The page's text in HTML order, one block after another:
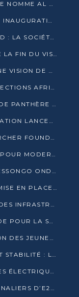
SÉNÉGAL : BASSIROU DIOMAYE FAYE NOMME AL AMINOU LÔ PREMIER MINISTRE
MUSÉE NATIONAL DU CONGO : UNE INAUGURATION PORTEUSE D’ESPOIR POUR LA CULTURE
ASSEMBLÉES ANNUELLES DE LA BAD : LA SOCIÉTÉ CIVILE CONGOLAISE À LA RECHERCHE DE PARTENAIRES POUR SES PROJETS
DENIS SASSOU-NGUESSO ANNONCE LA FIN DU VISA POUR LES AFRICAINS EN 2027
OIF : LE DR. COUMBA BÂ PORTE UNE VISION DE DIALOGUE, DE STABILITÉ ET DE RÉFORME À LA TÊTE
ÉLIMINATOIRES CAN 2027 : LES SÉLECTIONS AFRICAINES CONNAISSENT LEURS ADVERSAIRES
QUATRE PRÉSUMÉS TRAFIQUANTS DE PANTHÈRE ARRÊTÉS À EWO
EWAWA PLUS ET L’ARCHER FOUNDATION LANCENT UN CAMP DE BASKET POUR LES JEUNES À BRAZZAVILLE
BASKETBALL: EWAWA PLUS ET L’ARCHER FOUNDATION LANCENT UN CAMP POUR LES JEUNES
AGL CONGO LIVRE 270 VÉHICULES POUR MODERNISER LE TRANSPORT URBAIN
PASSEPORT AU CONGO : JEAN-OLESSONGO ONDAYE VEUT METTRE FIN AUX LENTEURS ADMINISTRATIVES
LES ÉTATS-UNIS FINANCERONT LA MISE EN PLACE DE JUSQU’À 50 CLINIQUES DE LUTTE CONTRE L’EBOLA
LE CONGO LANCE LE DIAGNOSTIC DES INFRASTRUCTURES SPORTIVES DU COMPLEXE DE KINTÉLÉ
BAD 2026 : LUDOVIC NGATSÉ PLAIDE POUR LA SOUVERAINETÉ FINANCIÈRE AFRICAINE
AUBEVILLE : LE CENTRE D’INSERTION DES JEUNES PRÊT À OUVRIR SES PORTES
INFRASTRUCTURES, CROISSANCE ET STABILITÉ : LA GUINÉE AFFÛTE SES AMBITIONS
E2C CONDAMNE LE VOL DES CÂBLES ÉLECTRIQUES APRÈS UNE VIDÉO VIRALE
LA COLÈRE MONTE CHEZ LES JOURNALIERS D’E2C QUI DÉNONCENT 20 ANS DE PRÉCARITÉ